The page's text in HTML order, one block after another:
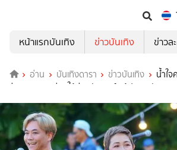
หน้าแรกบันเทิง
ข่าวบันเทิง ข่าวล
อ่าน บันเทิงดารา ข่าวบันเทิง
น้ำใจ
ร่วมงานมิตรท่วมใต้ช่วยซัพพอร์ตผู้ประสบภัย